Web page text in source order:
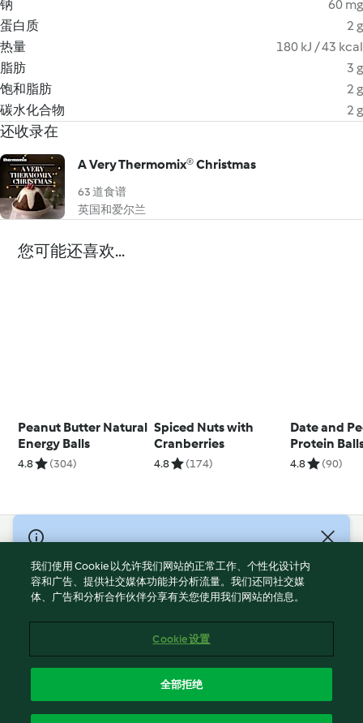
钠
60 mg
蛋白质
2 g
热量
180 kJ / 43 kcal
脂肪
3 g
饱和脂肪
2 g
碳水化合物
2 g
还收录在
A Very Thermomix® Christmas
63 道食谱
英国和爱尔兰
您可能还喜欢...
Peanut Butter Natural
Energy Balls
4.8 (304)
Spiced Nuts with
Cranberries
4.8 (174)
Date and
Protein
4.8 (90)
© Copyright 2021-2023 福维克信息科技(上海)有限公司 版权所有
2026
使用规定
Cookies
ICP许可证号：沪通信管自贸[2026]3号
我们使用 Cookie 以允许我们网站的正常工作、个性化设计内
容和广告、提供社交媒体功能并分析流量。我们还同社交媒
体、广告和分析合作伙伴分享有关您使用我们网站的信息。
Cookie 设置
全部拒绝